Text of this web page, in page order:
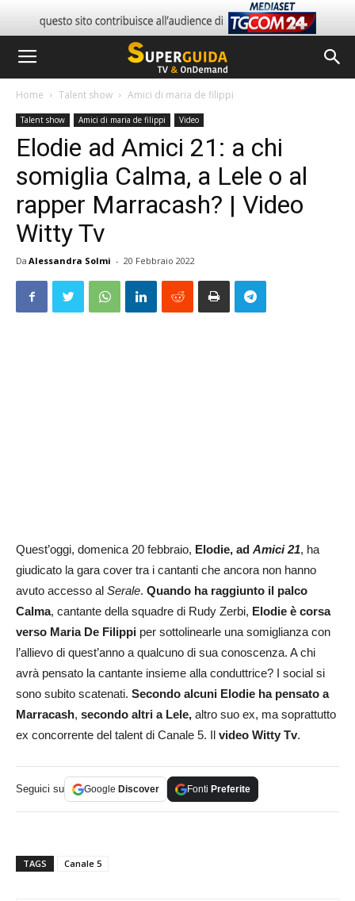
Home Talent show Amici di maria de filippi
Talent show Amici di maria de filippi Video
Elodie ad Amici 21: a chi
somiglia Calma, a Lele o al
rapper Marracash? | Video
Witty Tv
Da Alessandra Solmi - 20 Febbraio 2022
Quest’oggi, domenica 20 febbraio, Elodie, ad Amici 21, ha
giudicato la gara cover tra i cantanti che ancora non hanno
avuto accesso al Serale. Quando ha raggiunto il palco
Calma, cantante della squadre di Rudy Zerbi, Elodie è corsa
verso Maria De Filippi per sottolinearle una somiglianza con
l’allievo di quest’anno a qualcuno di sua conoscenza. A chi
avrà pensato la cantante insieme alla conduttrice? I social si
sono subito scatenati. Secondo alcuni Elodie ha pensato a
Marracash, secondo altri a Lele, altro suo ex, ma soprattutto
ex concorrente del talent di Canale 5. Il video Witty Tv.
Seguici su Google Discover Fonti Preferite
TAGS Canale 5